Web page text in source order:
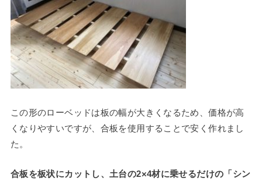
この形のローベッドは板の幅が大きくなるため、価格が高
くなりやすいですが、合板を使用することで安く作れまし
た。
合板を板状にカットし、土台の2×4材に乗せるだけの「シン